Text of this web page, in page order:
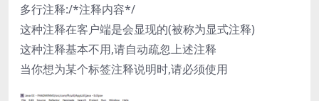
多行注释:/*注释内容*/
这种注释在客户端是会显现的(被称为显式注释)
这种注释基本不用,请自动疏忽上述注释
当你想为某个标签注释说明时,请必须使用